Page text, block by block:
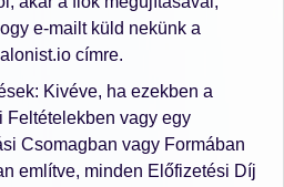
e-mailt küld nekünk a
címre.
Kivéve, ha ezekben a
Feltételekben vagy egy
Csomagban vagy Formában
említve, minden Előfizetési Díj